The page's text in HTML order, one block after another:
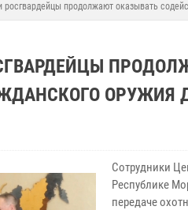
росгвардейцы продолжают оказывать
ОРУЖИЯ
Сотрудники
Республике
передаче